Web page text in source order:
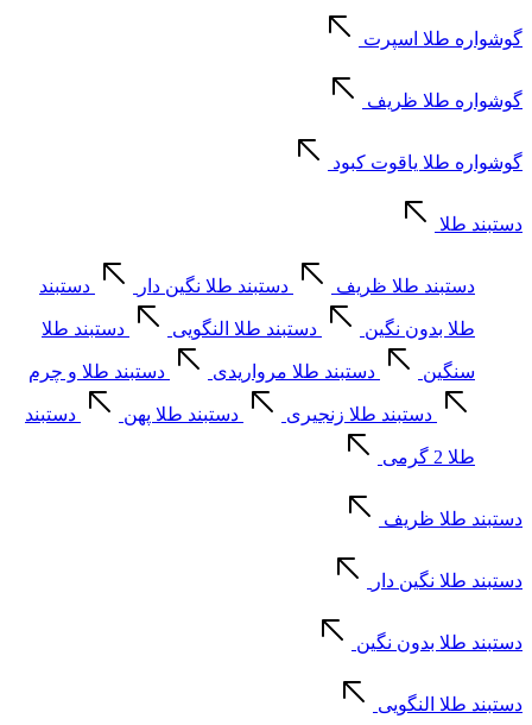
گوشواره طلا اسپرت
گوشواره طلا ظریف
گوشواره طلا یاقوت کبود
دستبند طلا
دستبند طلا ظریف دستبند طلا نگین دار دستبند
طلا بدون نگین دستبند طلا النگویی دستبند طلا
سنگین دستبند طلا مرواریدی دستبند طلا و چرم
دستبند طلا زنجیری دستبند طلا پهن دستبند
طلا 2 گرمی
دستبند طلا ظریف
دستبند طلا نگین دار
دستبند طلا بدون نگین
دستبند طلا النگویی